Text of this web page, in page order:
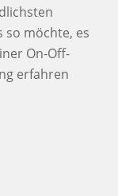
so möchte, es
On-Off-
erfahren